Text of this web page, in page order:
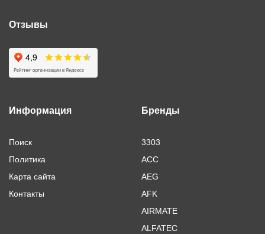
Отзывы
Информация
Поиск
Политика
Карта сайта
Контакты
Бренды
3303
ACC
AEG
AFK
AIRMATE
ALFATEC